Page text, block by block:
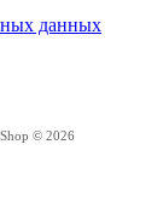
данных
© 2026